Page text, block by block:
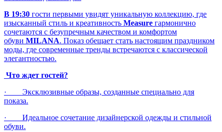
В 19:30 гости первыми увидят уникальную коллекцию, где
изысканный стиль и креативность Measure гармонично
сочетаются с безупречным качеством и комфортом
обуви MILANA. Показ обещает стать настоящим праздником
моды, где современные тренды встречаются с классической
элегантностью.
Что ждет гостей?
· Эксклюзивные образы, созданные специально для
показа.
· Идеальное сочетание дизайнерской одежды и стильной
обуви.